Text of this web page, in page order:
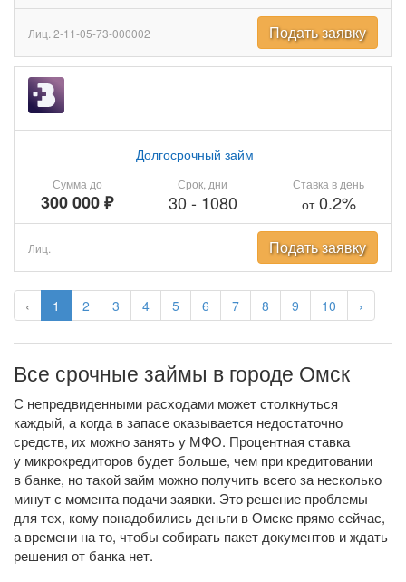
‹ 1 2 3 4 5 6 7 8 9 10 ›
Лиц. 2-11-05-73-000002 Подать заявку
Сумма до
300 000 ₽
Долгосрочный займ
Срок, дни
30 - 1080
Ставка в день
от0.2%
Лиц. Подать заявку
Все срочные займы в городе Омск
С непредвиденными расходами может столкнуться
каждый, а когда в запасе оказывается недостаточно
средств, их можно занять у МФО. Процентная ставка
у микрокредиторов будет больше, чем при кредитовании
в банке, но такой займ можно получить всего за несколько
минут с момента подачи заявки. Это решение проблемы
для тех, кому понадобились деньги в Омске прямо сейчас,
а времени на то, чтобы собирать пакет документов и ждать
решения от банка нет.